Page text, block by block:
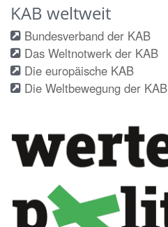
KAB weltweit
Bundesverband der KAB
Das Weltnotwerk der KAB
Die europäische KAB
Die Weltbewegung der KAB